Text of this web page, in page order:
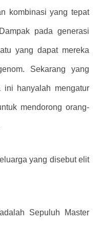
kombinasi yang tepat
pada generasi
yang dapat mereka
Sekarang yang
ini hanyalah mengatur
mendorong orang-
yang disebut elit
Sepuluh Master